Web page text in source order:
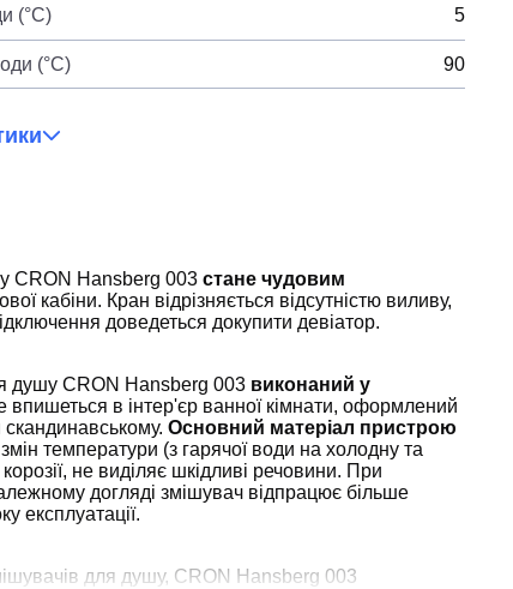
(°C) 5
(°C) 90
CRON Hansberg 003 стане чудовим
кабіни. Кран відрізняється відсутністю виливу,
доведеться докупити девіатор.
душу CRON Hansberg 003 виконаний у
впишеться в інтер'єр ванної кімнати, оформлений
скандинавському. Основний матеріал пристрою
температури (з гарячої води на холодну та
не виділяє шкідливі речовини. При
догляді змішувач відпрацює більше
експлуатації.
для душу, CRON Hansberg 003